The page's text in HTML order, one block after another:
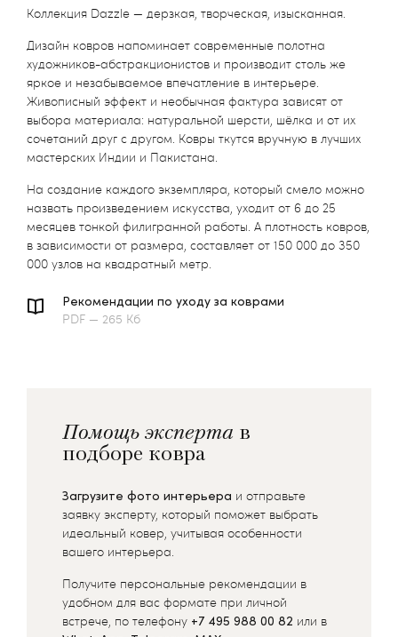
Коллекция Dazzle — дерзкая, творческая, изысканная.
Дизайн ковров напоминает современные полотна
художников-абстракционистов и производит столь же
яркое и незабываемое впечатление в интерьере.
Живописный эффект и необычная фактура зависят от
выбора материала: натуральной шерсти, шёлка и от их
сочетаний друг с другом. Ковры ткутся вручную в лучших
мастерских Индии и Пакистана.
На создание каждого экземпляра, который смело можно
назвать произведением искусства, уходит от 6 до 25
месяцев тонкой филигранной работы. А плотность ковров,
в зависимости от размера, составляет от 150 000 до 350
000 узлов на квадратный метр.
Рекомендации по уходу за коврами
PDF — 265 Кб
Помощь эксперта в
подборе ковра
Загрузите фото интерьера и отправьте
заявку эксперту, который поможет выбрать
идеальный ковер, учитывая особенности
вашего интерьера.
Получите персональные рекомендации в
удобном для вас формате при личной
встрече, по телефону +7 495 988 00 82 или в